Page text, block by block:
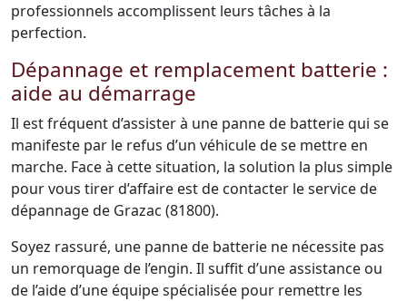
professionnels accomplissent leurs tâches à la
perfection.
Dépannage et remplacement batterie :
aide au démarrage
Il est fréquent d’assister à une panne de batterie qui se
manifeste par le refus d’un véhicule de se mettre en
marche. Face à cette situation, la solution la plus simple
pour vous tirer d’affaire est de contacter le service de
dépannage de Grazac (81800).
Soyez rassuré, une panne de batterie ne nécessite pas
un remorquage de l’engin. Il suffit d’une assistance ou
de l’aide d’une équipe spécialisée pour remettre les